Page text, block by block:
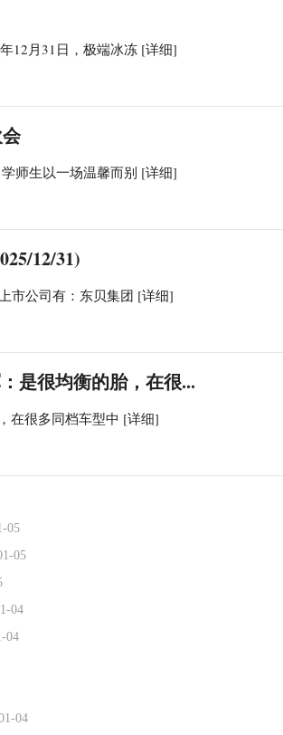
12月31日，极端冰冻 [详细]
师生以一场温馨而别 [详细]
12/31)
市公司有：东贝集团 [详细]
是很均衡的胎，在很...
在很多同档车型中 [详细]
05
05
04
04
04